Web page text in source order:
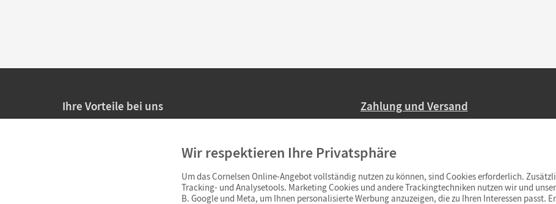
Ihre Vorteile bei uns
Persönliche Angebote für Lehrkräfte
Sicheres Einkaufen mit SSL-Verschlüsselung
Zahlung und Versand
Ab 59,– EUR Bestellwert liefern wir
(Lieferung in 3–6 Tagen).
Wir respektieren Ihre Privatsphäre
Um das Cornelsen Online-Angebot vollständig nutzen zu können, sind Cookies erforderlich.
Tracking- und Analysetools. Marketing Cookies und andere Trackingtechniken nutzen wir und
B. Google und Meta, um Ihnen personalisierte Werbung anzuzeigen, die zu Ihren Interessen passt.